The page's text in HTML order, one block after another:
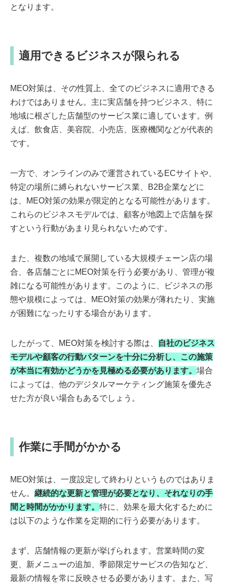
となります。
適用できるビジネスが限られる
MEO対策は、その性質上、全てのビジネスに適用できる
わけではありません。主に実店舗を持つビジネス、特に
地域に根ざした店舗型のサービス業に適しています。例
えば、飲食店、美容院、小売店、医療機関などが代表的
です。
一方で、オンラインのみで運営されているECサイトや、
特定の場所に縛られないサービス業、B2B企業などに
は、MEO対策の効果が限定的となる可能性があります。
これらのビジネスモデルでは、顧客が地図上で店舗を探
すという行動があまり見られないためです。
また、複数の地域で展開している大規模チェーン店の場
合、各店舗ごとにMEO対策を行う必要があり、管理が複
雑になる可能性があります。このように、ビジネスの形
態や規模によっては、MEO対策の効果が薄れたり、実施
が困難になったりする場合があります。
したがって、MEO対策を検討する際は、
自社のビジネス
モデルや顧客の行動パターンを十分に分析し、この施策
が本当に有効かどうかを見極める必要があります。 場合
によっては、他のデジタルマーケティング施策を優先さ
せた方が良い場合もあるでしょう。
作業に手間がかかる
MEO対策は、一度設定して終わりというものではありま
せん。 継続的な更新と管理が必要となり、それなりの手
間と時間がかかります。 特に、効果を最大化するために
は以下のような作業を定期的に行う必要があります。
まず、店舗情報の更新が挙げられます。営業時間の変
更、新メニューの追加、季節限定サービスの告知など、
最新の情報を常に反映させる必要があります。また、写